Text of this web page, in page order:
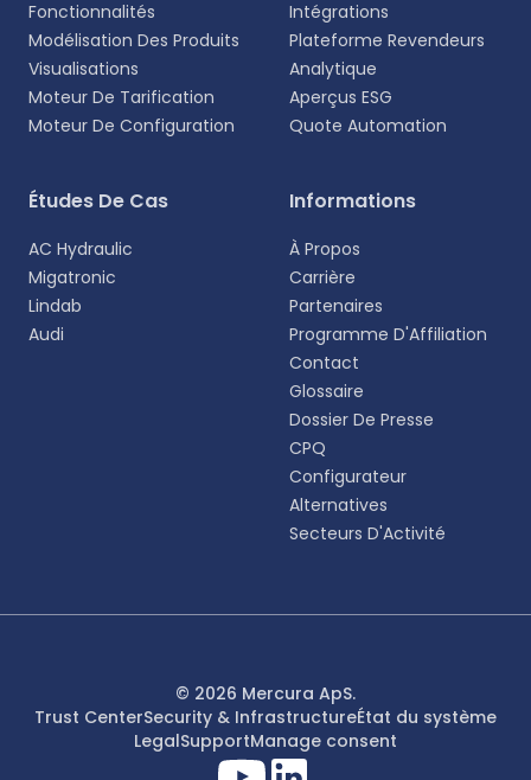
Sélectionnez votre langue
Choisissez votre langue préférée pour une
expérience plus personnalisée.
Svenska
Français
Fonctionnalités
Modélisation Des Produits
Visualisations
Moteur De Tarification
Moteur De Configuration
Intégrations
Plateforme Revendeurs
Analytique
Aperçus ESG
Quote Automation
Études De Cas
AC Hydraulic
Migatronic
Lindab
Audi
Informations
À Propos
Carrière
Partenaires
Programme D'Affiliation
Contact
Glossaire
Dossier De Presse
CPQ
Configurateur
Alternatives
Secteurs D'Activité
© 2026 Mercura ApS.
Trust CenterSecurity & InfrastructureÉtat du système
LegalSupportManage consent